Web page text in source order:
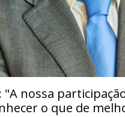
"A nossa
o que de